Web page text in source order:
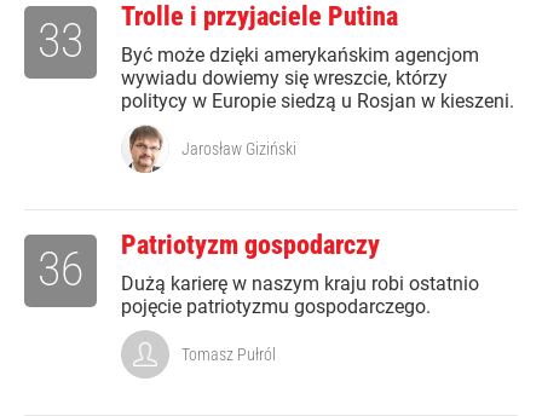
Trolle i przyjaciele Putina
Być może dzięki amerykańskim agencjom
wywiadu dowiemy się wreszcie, którzy
politycy w Europie siedzą u Rosjan w kieszeni.
33
Jarosław Giziński
Patriotyzm gospodarczy
Dużą karierę w naszym kraju robi ostatnio
pojęcie patriotyzmu gospodarczego.
36
Tomasz Pułról